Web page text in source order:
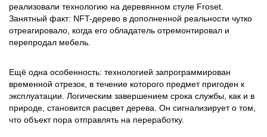
реализовали технологию на деревянном стуле Froset.
Занятный факт: NFT-дерево в дополненной реальности чутко
отреагировало, когда его обладатель отремонтировал и
перепродал мебель.
Ещё одна особенность: технологией запрограммирован
временной отрезок, в течение которого предмет пригоден к
эксплуатации. Логическим завершением срока службы, как и в
природе, становится расцвет дерева. Он сигнализирует о том,
что объект пора отправлять на переработку.